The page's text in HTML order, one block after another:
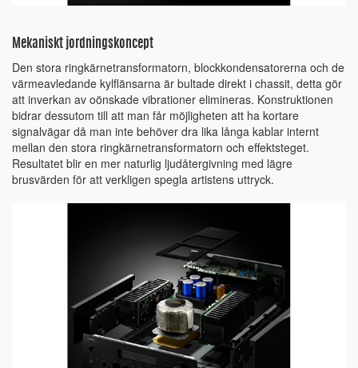
Mekaniskt jordningskoncept
Den stora ringkärnetransformatorn, blockkondensatorerna och de
värmeavledande kylflänsarna är bultade direkt i chassit, detta gör
att inverkan av oönskade vibrationer elimineras. Konstruktionen
bidrar dessutom till att man får möjligheten att ha kortare
signalvägar då man inte behöver dra lika långa kablar internt
mellan den stora ringkärnetransformatorn och effektsteget.
Resultatet blir en mer naturlig ljudåtergivning med lägre
brusvärden för att verkligen spegla artistens uttryck.